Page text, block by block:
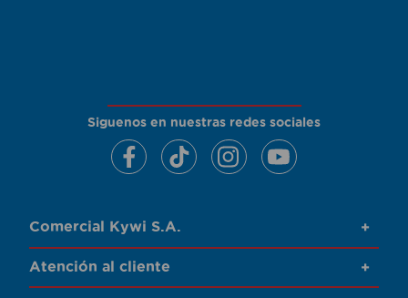
Siguenos en nuestras redes sociales
Comercial Kywi S.A. +
Atención al cliente +